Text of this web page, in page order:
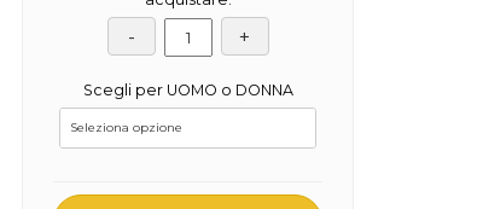
Scegli per UOMO o DONNA